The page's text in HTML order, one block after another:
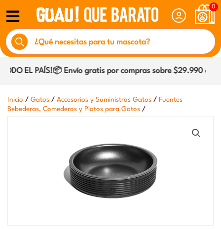
contenido
0
Búsqueda
de
productos
EL PAÍS!📦 Envío gratis por compras sobre $29.990
Inicio / Gatos / Accesorios y Suministros Gatos / Fuentes
Bebederas, Comederos y Platos para Gatos /